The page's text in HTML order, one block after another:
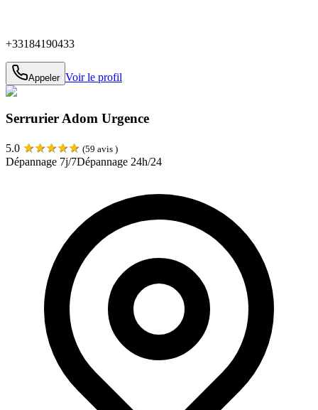
+33184190433
Appeler Voir le profil
Serrurier Adom Urgence
5.0 ★★★★★ (59 avis )
Dépannage 7j/7Dépannage 24h/24